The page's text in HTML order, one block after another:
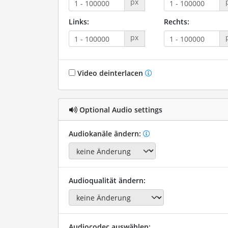
px
Links:
px
Rechts:
Video deinterlacen
Optional Audio settings
Audiokanäle ändern:
Audioqualität ändern: